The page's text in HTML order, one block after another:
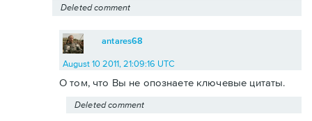
Deleted comment
antares68
August 10 2011, 21:09:16 UTC
О том, что Вы не опознаете ключевые цитаты.
Deleted comment